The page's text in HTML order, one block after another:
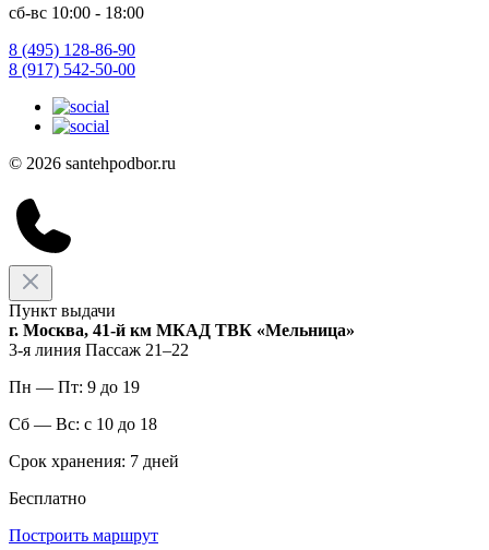
сб-вс 10:00 - 18:00
8 (495) 128-86-90
8 (917) 542-50-00
© 2026 santehpodbor.ru
Пункт выдачи
г. Москва, 41-й км МКАД ТВК «Мельница»
3-я линия Пассаж 21–22
Пн — Пт: 9 до 19
Сб — Вс: с 10 до 18
Срок хранения: 7 дней
Бесплатно
Построить маршрут